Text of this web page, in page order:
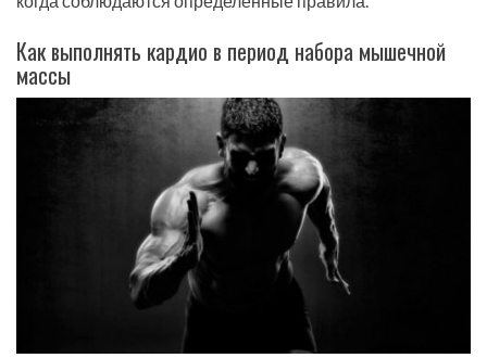
Как выполнять кардио в период набора мышечной
массы